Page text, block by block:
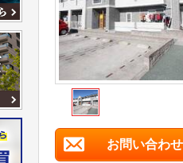
お問い合わせ